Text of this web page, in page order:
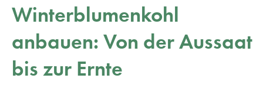
Winterblumenkohl
anbauen: Von der Aussaat
bis zur Ernte